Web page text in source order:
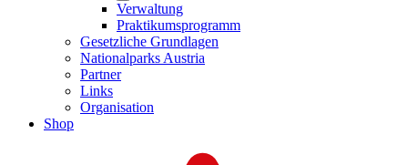
Verwaltung
Praktikumsprogramm
Gesetzliche Grundlagen
Nationalparks Austria
Partner
Links
Organisation
Shop